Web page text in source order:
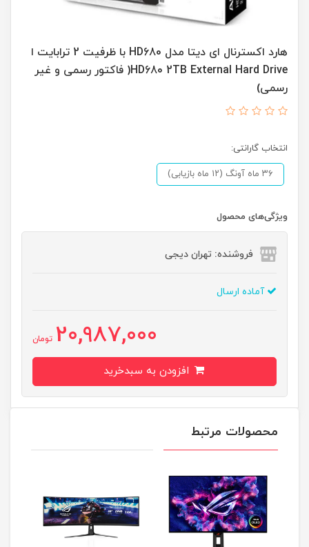
هارد اکسترنال ای دیتا مدل HD680 با ظرفیت 2 ترابایت ا
HD680 2TB External Hard Drive( فاکتور رسمی و غیر
رسمی)
انتخاب گارانتی:
۳۶ ماه آونگ (۱۲ ماه بازیابی)
ویژگی‌های محصول
فروشنده: تهران دیجی
آماده ارسال
20,987,000 تومان
محصولات مرتبط